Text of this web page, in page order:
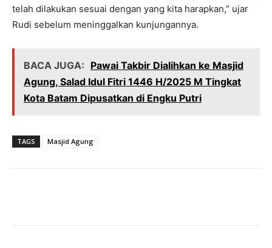
telah dilakukan sesuai dengan yang kita harapkan,” ujar
Rudi sebelum meninggalkan kunjungannya.
BACA JUGA: Pawai Takbir Dialihkan ke Masjid
Agung, Salad Idul Fitri 1446 H/2025 M Tingkat
Kota Batam Dipusatkan di Engku Putri
TAGS Masjid Agung